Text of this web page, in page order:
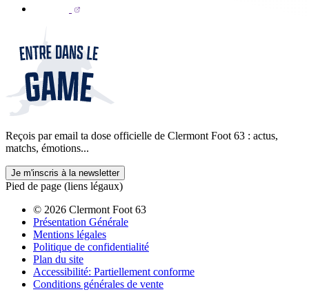
Reçois par email ta dose officielle de Clermont Foot 63 : actus,
matchs, émotions...
Je m'inscris à la newsletter
Pied de page (liens légaux)
© 2026 Clermont Foot 63
Présentation Générale
Mentions légales
Politique de confidentialité
Plan du site
Accessibilité: Partiellement conforme
Conditions générales de vente